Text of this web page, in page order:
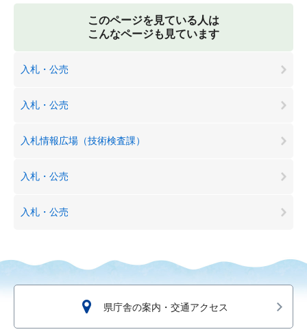
このページを見ている人は
こんなページも見ています
入札・公売
入札・公売
入札情報広場（技術検査課）
入札・公売
入札・公売
県庁舎の案内・交通アクセス